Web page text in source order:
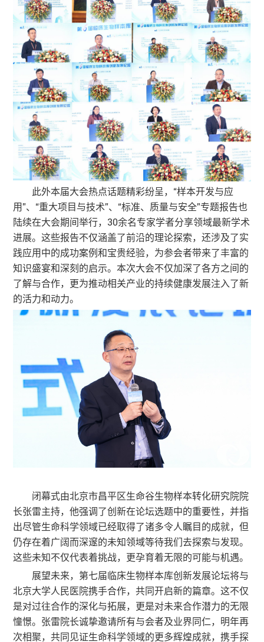
此外本届大会热点话题精彩纷呈，“样本开发与应
用”、“重大项目与技术”、“标准、质量与安全”专题报告也
陆续在大会期间举行，30余名专家学者分享领域最新学术
进展。这些报告不仅涵盖了前沿的理论探索，还涉及了实
践应用中的成功案例和宝贵经验，为参会者带来了丰富的
知识盛宴和深刻的启示。本次大会不仅加深了各方之间的
了解与合作，更为推动相关产业的持续健康发展注入了新
的活力和动力。
闭幕式由北京市昌平区生命谷生物样本转化研究院院
长张雷主持，他强调了创新在论坛选题中的重要性，并指
出尽管生命科学领域已经取得了诸多令人瞩目的成就，但
仍存在着广阔而深邃的未知领域等待我们去探索与发现。
这些未知不仅代表着挑战，更孕育着无限的可能与机遇。
展望未来，第七届临床生物样本库创新发展论坛将与
北京大学人民医院携手合作，共同开启新的篇章。这不仅
是对过往合作的深化与拓展，更是对未来合作潜力的无限
憧憬。张雷院长诚挚邀请所有与会者及业界同仁，明年再
次相聚，共同见证生命科学领域的更多辉煌成就，携手探